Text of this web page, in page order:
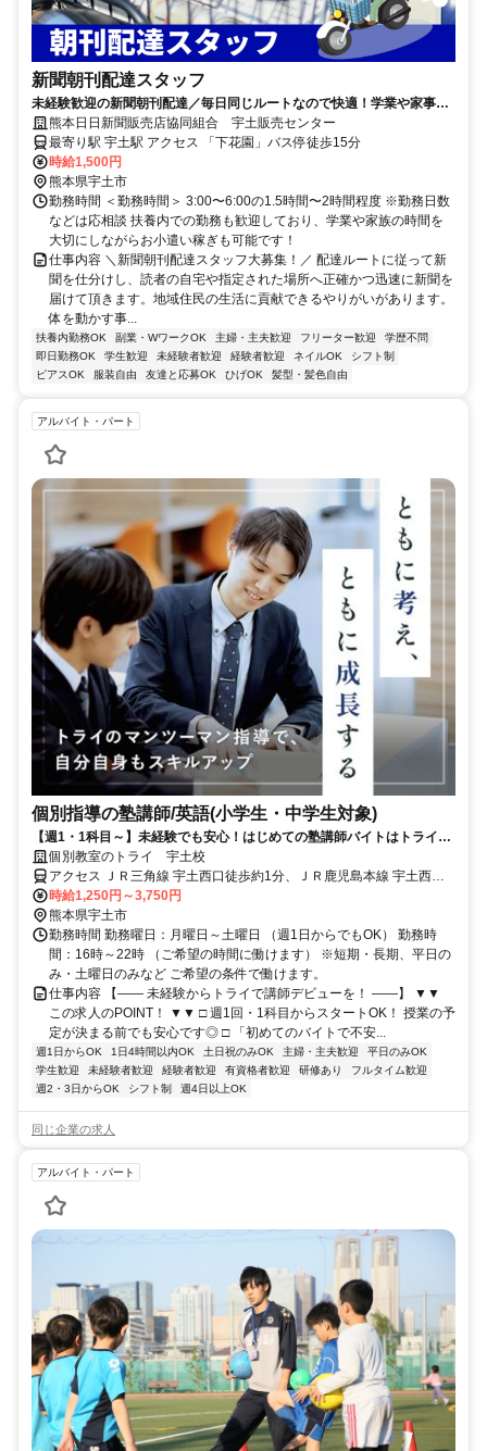
新聞朝刊配達スタッフ
未経験歓迎の新聞朝刊配達／毎日同じルートなので快適！学業や家事と
の両立やWワークにもぴったりなお仕事！
熊本日日新聞販売店協同組合 宇土販売センター
最寄り駅 宇土駅 アクセス 「下花園」バス停徒歩15分
時給1,500円
熊本県宇土市
勤務時間 ＜勤務時間＞ 3:00〜6:00の1.5時間〜2時間程度 ※勤務日数
などは応相談 扶養内での勤務も歓迎しており、学業や家族の時間を
大切にしながらお小遣い稼ぎも可能です！
仕事内容 ＼新聞朝刊配達スタッフ大募集！／ 配達ルートに従って新
聞を仕分けし、読者の自宅や指定された場所へ正確かつ迅速に新聞を
届けて頂きます。地域住民の生活に貢献できるやりがいがあります。
体を動かす事...
扶養内勤務OK 副業・WワークOK 主婦・主夫歓迎 フリーター歓迎
学歴不問
即日勤務OK
学生歓迎 未経験者歓迎 経験者歓迎 ネイルOK
シフト制
ピアスOK
服装自由 友達と応募OK ひげOK 髪型・髪色自由
アルバイト・パート
個別指導の塾講師/英語(小学生・中学生対象)
【週1・1科目～】未経験でも安心！はじめての塾講師バイトはトライで
◎ 個別教室のトライ 宇土校
アクセス ＪＲ三角線 宇土西口徒歩約1分、ＪＲ鹿児島本線 宇土西口
徒歩約1分、ＪＲ鹿児島本線 富合西口徒歩約27分
時給1,250円～3,750円
熊本県宇土市
勤務時間 勤務曜日：月曜日～土曜日 （週1日からでもOK） 勤務時
間：16時～22時 （ご希望の時間に働けます） ※短期・長期、平日の
み・土曜日のみなど ご希望の条件で働けます。
仕事内容 【―― 未経験からトライで講師デビューを！ ――】 ▼▼
この求人のPOINT！ ▼▼ □ 週1回・1科目からスタートOK！ 授業の予
定が決まる前でも安心です◎ □ 「初めてのバイトで不安...
週1日からOK 1日4時間以内OK 土日祝のみOK 主婦・主夫歓迎
平日のみOK
学生歓迎
未経験者歓迎 経験者歓迎 有資格者歓迎 研修あり
フルタイム歓迎
週2・3日からOK
シフト制 週4日以上OK
同じ企業の求人
アルバイト・パート